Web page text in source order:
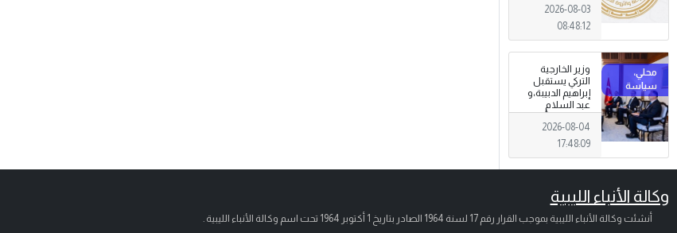
الزراعية
2026-08-03
08:48:12
وزير الخارجية
التركي يستقبل
إبراهيم الدبيبة،و
عبد السلام
الزوبي في أنقرة
2026-08-04
17:48:09
وكالة الأنباء الليبية
أنشئت وكالة الأنباء الليبية بموجب القرار رقم 17 لسنة 1964 الصادر بتاريخ 1 أكتوبر 1964 تحت اسم وكالة الأنباء الليبية .